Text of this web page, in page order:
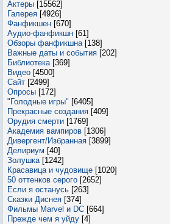
Актеры [15562]
Галерея [4926]
Фанфикшен [670]
Аудио-фанфикшн [61]
Обзоры фанфикшна [138]
Важные даты и события [202]
Библиотека [369]
Видео [4500]
Сайт [2499]
Опросы [172]
"Голодные игры" [6405]
Прекрасные создания [409]
Орудия смерти [1769]
Академия вампиров [1306]
Дивергент/Избранная [3899]
Делириум [40]
Золушка [1242]
Красавица и чудовище [1020]
50 оттенков серого [2652]
Если я останусь [263]
Сказки Диснея [374]
Фильмы Marvel и DC [664]
Прежде чем я уйду [4]